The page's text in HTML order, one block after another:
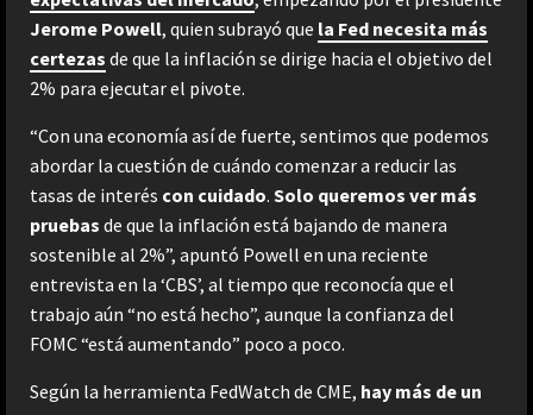
Jerome Powell, quien subrayó que la Fed necesita más
certezas de que la inflación se dirige hacia el objetivo del
2% para ejecutar el pivote.
“Con una economía así de fuerte, sentimos que podemos
abordar la cuestión de cuándo comenzar a reducir las
tasas de interés con cuidado. Solo queremos ver más
pruebas de que la inflación está bajando de manera
sostenible al 2%”, apuntó Powell en una reciente
entrevista en la ‘CBS’, al tiempo que reconocía que el
trabajo aún “no está hecho”, aunque la confianza del
FOMC “está aumentando” poco a poco.
Según la herramienta FedWatch de CME, hay más de un